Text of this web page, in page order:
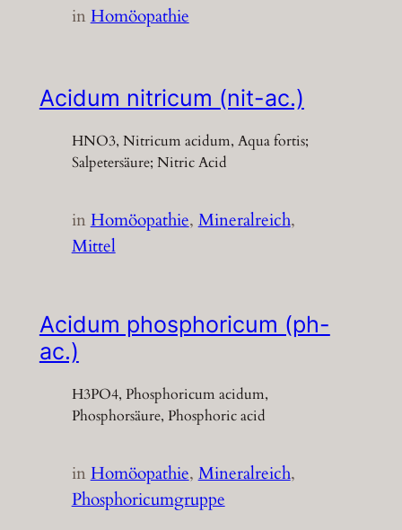
inHomöopathie
Acidum nitricum (nit-ac.)
HNO3, Nitricum acidum, Aqua fortis;
Salpetersäure; Nitric Acid
inHomöopathie, Mineralreich
Mittel
Acidum phosphoricum (ph-
ac.)
H3PO4, Phosphoricum acidum,
Phosphorsäure, Phosphoric acid
inHomöopathie, Mineralreich
Phosphoricumgruppe